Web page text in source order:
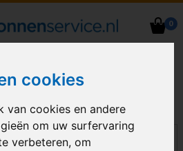
cookies
van cookies en andere
om uw surfervaring
verbeteren, om
0